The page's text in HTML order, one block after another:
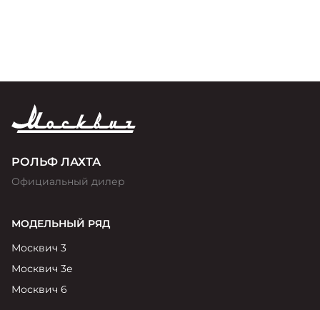
РОЛЬФ ЛАХТА
Официальный дилер
МОДЕЛЬНЫЙ РЯД
Москвич 3
Москвич 3е
Москвич 6